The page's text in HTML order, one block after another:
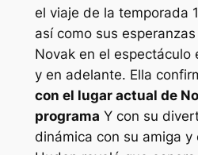
el viaje de la temporada
así como sus
Novak en el espectáculo
y en adelante. Ella
con el lugar actual de
programa Y con su
dinámica con su amiga y